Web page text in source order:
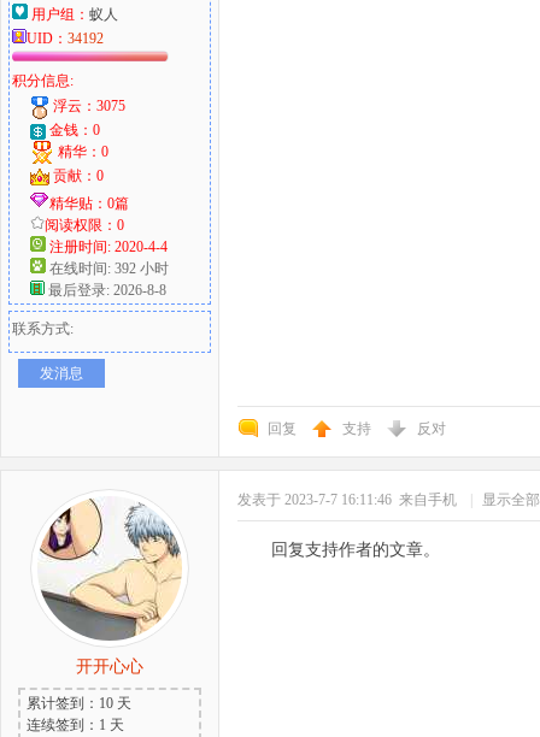
用户组： 蚁人
UID： 34192
积分信息:
浮云：3075
金钱：0
精华：0
贡献：0
精华贴：0篇
阅读权限：0
注册时间: 2020-4-4
在线时间: 392 小时
最后登录: 2026-8-8
联系方式:
发消息
回复 支持 反对
开开心心
累计签到：10 天
连续签到：1 天
发表于 2023-7-7 16:11:46 来自手机 显示全
回复支持作者的文章。